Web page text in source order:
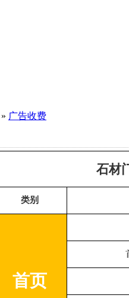
» 广告收费
石材
类别
首页